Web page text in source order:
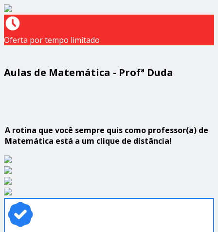
Oferta por tempo limitado
Aulas de Matemática - Profª Duda
A rotina que você sempre quis como professor(a) de
Matemática está a um clique de distância!